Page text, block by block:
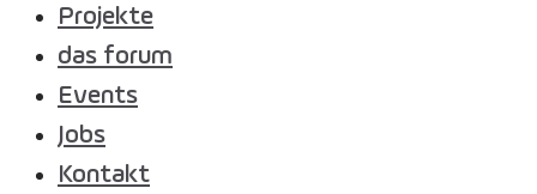
Projekte
das forum
Events
Jobs
Kontakt